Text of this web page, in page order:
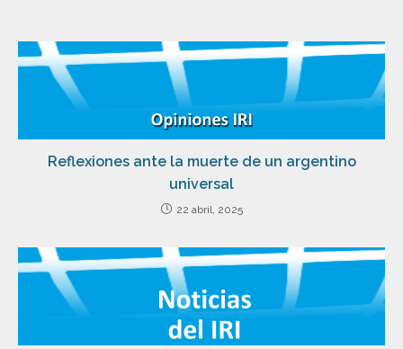
Reflexiones ante la muerte de un argentino
universal
22 abril, 2025